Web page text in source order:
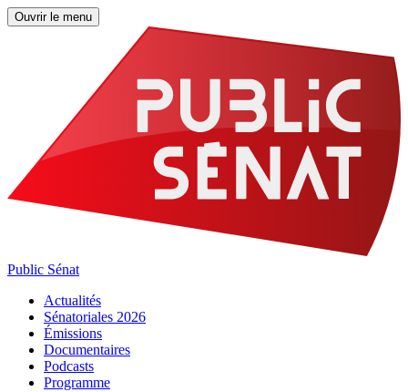
Ouvrir le menu
Public Sénat
Actualités
Sénatoriales 2026
Émissions
Documentaires
Podcasts
Programme